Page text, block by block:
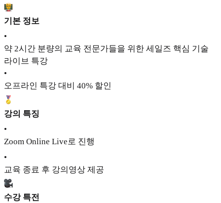
기본 정보
•
약 2시간 분량의 교육 전문가들을 위한 세일즈 핵심 기술
라이브 특강
•
오프라인 특강 대비 40% 할인
강의 특징
•
Zoom Online Live로 진행
•
교육 종료 후 강의영상 제공
수강 특전